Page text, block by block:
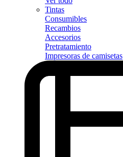
Tintas
Consumibles
Recambios
Accesorios
Pretratamiento
Impresoras de camisetas